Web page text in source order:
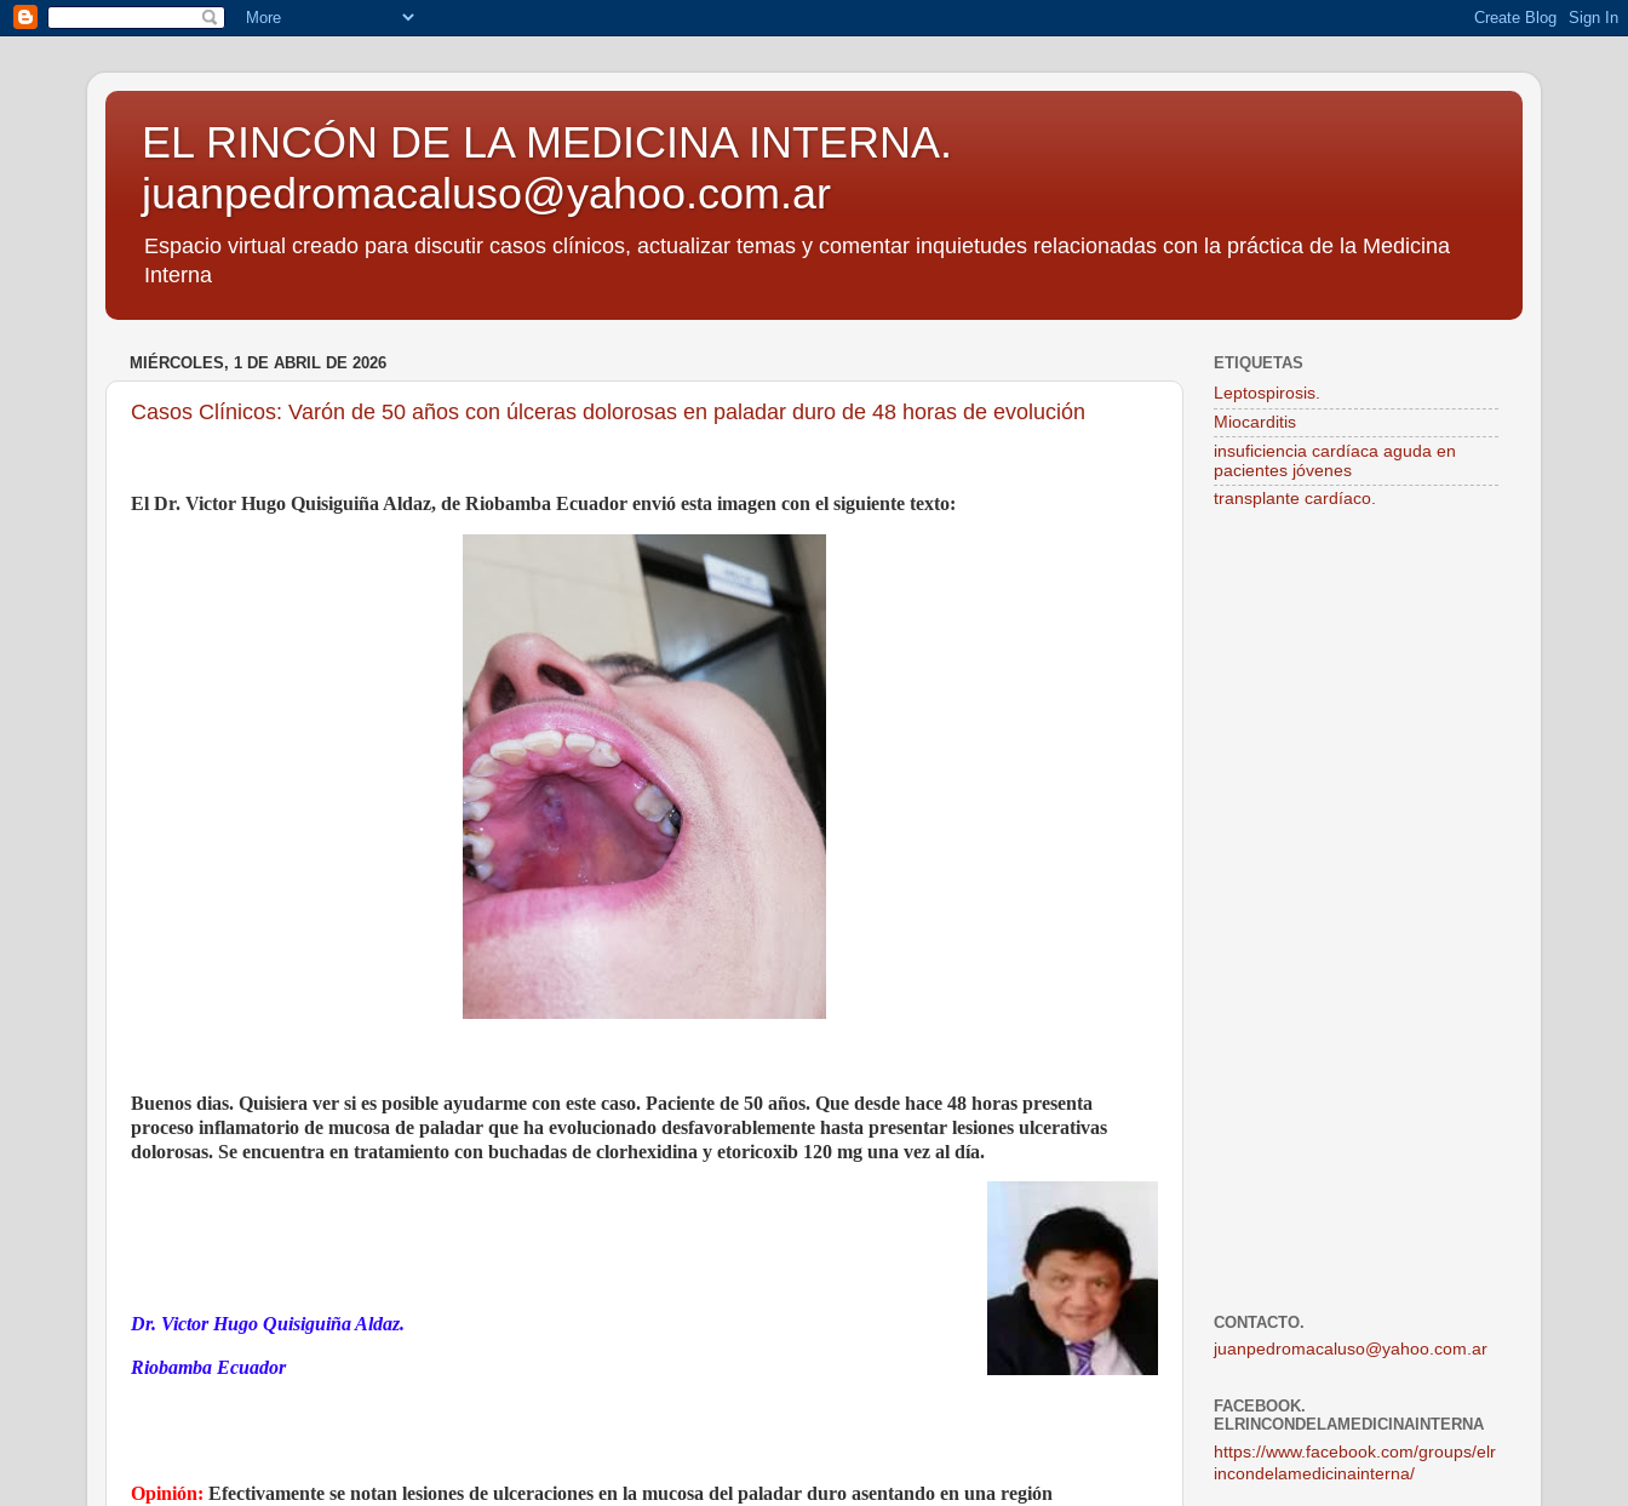
EL RINCÓN DE LA MEDICINA INTERNA.
juanpedromacaluso@yahoo.com.ar
Espacio virtual creado para discutir casos clínicos, actualizar temas y comentar inquietudes relacionadas con la práctica de la Medicina
Interna
MIÉRCOLES, 1 DE ABRIL DE 2026
Casos Clínicos: Varón de 50 años con úlceras dolorosas en paladar duro de 48 horas de evolución
El Dr. Victor Hugo Quisiguiña Aldaz, de Riobamba Ecuador envió esta imagen con el siguiente texto:
Buenos dias. Quisiera ver si es posible ayudarme con este caso. Paciente de 50 años. Que desde hace 48 horas presenta
proceso inflamatorio de mucosa de paladar que ha evolucionado desfavorablemente hasta presentar lesiones ulcerativas
dolorosas. Se encuentra en tratamiento con buchadas de clorhexidina y etoricoxib 120 mg una vez al día.
Dr. Victor Hugo Quisiguiña Aldaz.
Riobamba Ecuador
Opinión: Efectivamente se notan lesiones de ulceraciones en la mucosa del paladar duro asentando en una región
ETIQUETAS
Leptospirosis.
Miocarditis
insuficiencia cardíaca aguda en
pacientes jóvenes
transplante cardíaco.
CONTACTO.
juanpedromacaluso@yahoo.com.ar
FACEBOOK.
ELRINCONDELAMEDICINAINTERNA
https://www.facebook.com/groups/elr
incondelamedicinainterna/